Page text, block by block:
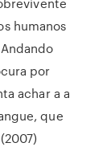
humanos
por
achar a a
que